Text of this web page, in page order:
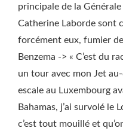
principale de la
Catherine Laborde sont
forcément eux, fumier
Benzema -> « C’est du
un tour avec mon Jet
escale au Luxembourg
Bahamas, j’ai survolé
c’est tout mouillé et